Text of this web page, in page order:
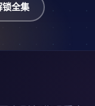
锁全集